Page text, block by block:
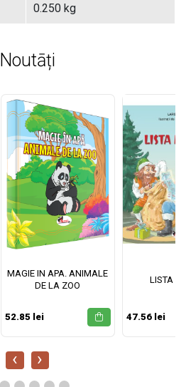
0.250 kg
Noutāți
MAGIE IN APA. ANIMALE
DE LA ZOO
52.85 lei
LISTA
47.56 lei
‹ ›